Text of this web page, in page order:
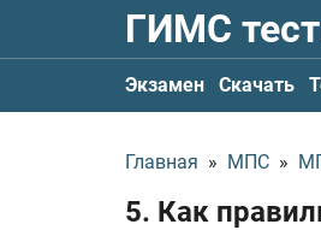
ГИМС
Экзамен Скачать
Главная » МПС »
5. Как